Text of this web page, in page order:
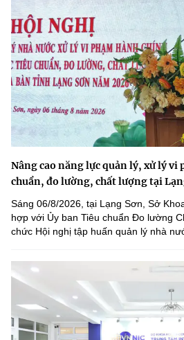
Nâng cao năng lực quản lý, xử lý vi
chuẩn, đo lường, chất lượng tại
Sáng 06/8/2026, tại Lạng Sơn, Sở
hợp với Ủy ban Tiêu chuẩn Đo lường
chức Hội nghị tập huấn quản lý nhà